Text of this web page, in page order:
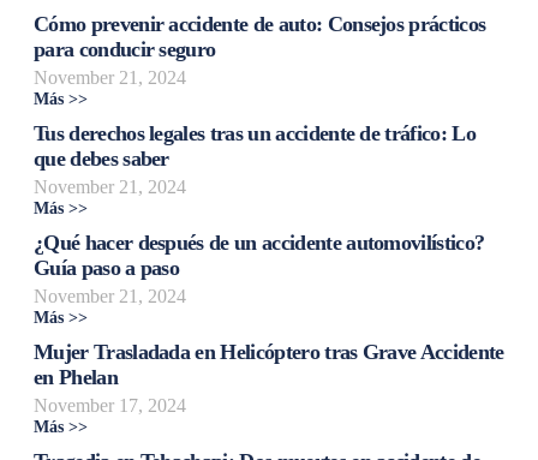
Cómo prevenir accidente de auto: Consejos prácticos
para conducir seguro
November 21, 2024
Más >>
Tus derechos legales tras un accidente de tráfico: Lo
que debes saber
November 21, 2024
Más >>
¿Qué hacer después de un accidente automovilístico?
Guía paso a paso
November 21, 2024
Más >>
Mujer Trasladada en Helicóptero tras Grave Accidente
en Phelan
November 17, 2024
Más >>